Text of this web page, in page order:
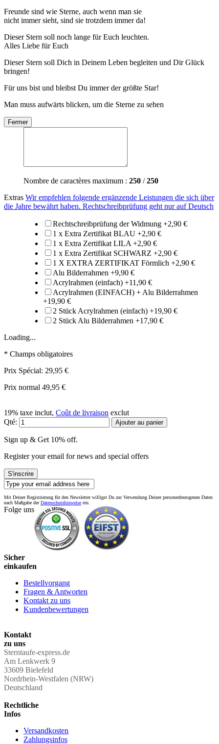
Freunde sind wie Sterne, auch wenn man sie
nicht immer sieht, sind sie trotzdem immer da!
Dieser Stern soll noch lange für Euch leuchten.
Alles Liebe für Euch
Dieser Stern soll Dich in Deinem Leben begleiten und Dir Glück
bringen!
Für uns bist und bleibst Du immer der größte Star!
Man muss aufwärts blicken, um die Sterne zu sehen
Fermer
Nombre de caractères maximum : 250 /250
Extras Wir empfehlen folgende ergänzende Leistungen die sich über
die Jahre bewährt haben. Rechtschreibprüfung geht nur auf Deutsch
Rechtschreibprüfung der Widmung +2,90 €
1 x Extra Zertifikat BLAU +2,90 €
1 x Extra Zertifikat LILA +2,90 €
1 x Extra Zertifikat SCHWARZ +2,90 €
1 X EXTRA ZERTIFIKAT Förmlich +2,90 €
Alu Bilderrahmen +9,90 €
Acrylrahmen (einfach) +11,90 €
Acrylrahmen (EINFACH) + Alu Bilderrahmen
+19,90 €
2 Stück Acrylrahmen (einfach) +19,90 €
2 Stück Alu Bilderrahmen +17,90 €
Loading...
* Champs obligatoires
Prix Spécial: 29,95 €
Prix normal 49,95 €
19% taxe inclut, Coût de livraison exclut
Qté:
Ajouter au panier
Sign up & Get 10% off.
Register your email for news and special offers
S'inscrire
Mit Deiner Registrierung für den Newsletter willigst Du zur Verwendung Deiner personenbezogenen Daten
nach Maßgabe derDatenschutzhinweise ein.
Folge uns
Sicher
einkaufen
Bestellvorgang
Fragen & Antworten
Kontakt zu uns
Kundenbewertungen
Kontakt
zu uns
Sterntaufe-express.de
Am Lenkwerk 9
33609 Bielefeld
Nordrhein-Westfalen (NRW)
Deutschland
Rechtliche
Infos
Versandkosten
Zahlungsinfos